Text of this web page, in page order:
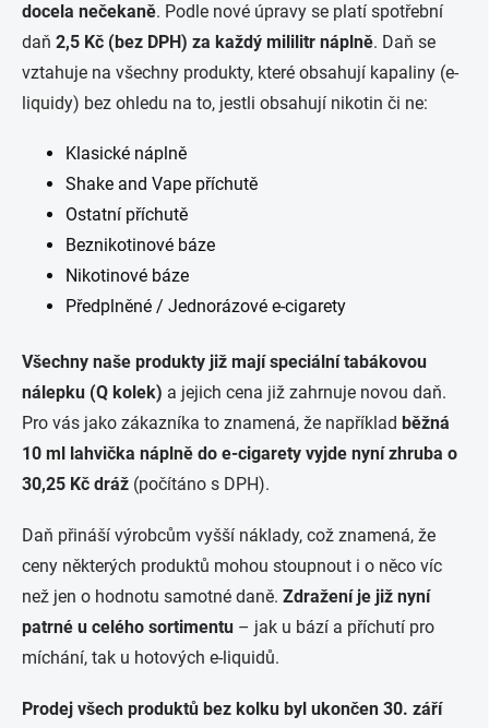
docela nečekaně. Podle nové úpravy se platí spotřební
daň 2,5 Kč (bez DPH) za každý mililitr náplně. Daň se
vztahuje na všechny produkty, které obsahují kapaliny (e-
liquidy) bez ohledu na to, jestli obsahují nikotin či ne:
Klasické náplně
Shake and Vape příchutě
Ostatní příchutě
Beznikotinové báze
Nikotinové báze
Předplněné / Jednorázové e-cigarety
Všechny naše produkty již mají speciální tabákovou
nálepku (Q kolek) a jejich cena již zahrnuje novou daň.
Pro vás jako zákazníka to znamená, že například běžná
10 ml lahvička náplně do e-cigarety vyjde nyní zhruba o
30,25 Kč dráž (počítáno s DPH).
Daň přináší výrobcům vyšší náklady, což znamená, že
ceny některých produktů mohou stoupnout i o něco víc
než jen o hodnotu samotné daně. Zdražení je již nyní
patrné u celého sortimentu – jak u bází a příchutí pro
míchání, tak u hotových e-liquidů.
Prodej všech produktů bez kolku byl ukončen 30. září